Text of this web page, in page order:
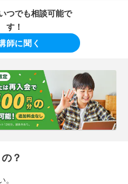
つでも相談可能で
す！
師に聞く
？